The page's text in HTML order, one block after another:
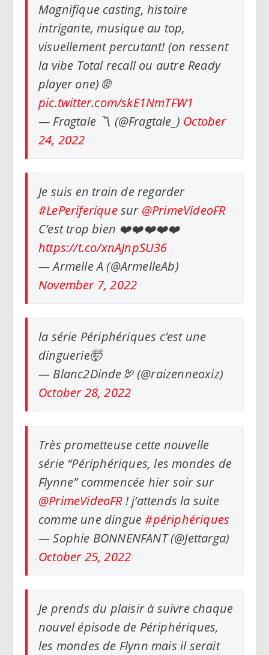
Magnifique casting, histoire
intrigante, musique au top,
visuellement percutant! (on ressent
la vibe Total recall ou autre Ready
player one) 🌐
pic.twitter.com/skE1NmTFW1
— Fragtale 〽️ (@Fragtale_) October
24, 2022
Je suis en train de regarder
#LePeriferiquesur @PrimeVideoFR
C’est trop bien ❤️❤️❤️❤️❤️
https://t.co/xnAJnpSU36
— Armelle A (@ArmelleAb)
November 7, 2022
la série Périphériques c’est une
dinguerie🤯
— Blanc2Dinde🦃 (@raizenneoxiz)
October 28, 2022
Très prometteuse cette nouvelle
série “Périphériques, les mondes de
Flynne” commencée hier soir sur
@PrimeVideoFR! j’attends la suite
comme une dingue#périphériques
— Sophie BONNENFANT (@Jettarga)
October 25, 2022
Je prends du plaisir à suivre chaque
nouvel épisode de Périphériques,
les mondes de Flynn mais il serait